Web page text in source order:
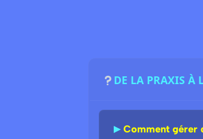
DE LA PRAXIS À
► Comment gérer